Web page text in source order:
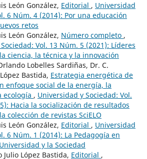
León González, Editorial , Universidad
6 Núm. 4 (2014): Por una educación
retos
León González, Número completo ,
Vol. 13 Núm. 5 (2021): Líderes
ciencia, la técnica y la innovación
Lobelles Sardiñas, Dr. C.
Bastida, Estrategia energética de
enfoque social de la energía, la
ecología , Universidad y Sociedad: Vol.
Hacia la socialización de resultados
colección de revistas SciELO
León González, Editorial , Universidad
6 Núm. 1 (2014): La Pedagogía en
y la Sociedad
Julio López Bastida, Editorial ,